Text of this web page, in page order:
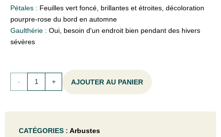
Pétales : Feuilles vert foncé, brillantes et étroites, décoloration
pourpre-rose du bord en automne
Gaulthérie : Oui, besoin d'un endroit bien pendant des hivers
sévères
quantité
grand.
AJOUTER AU PANIER
CATÉGORIES : Arbustes